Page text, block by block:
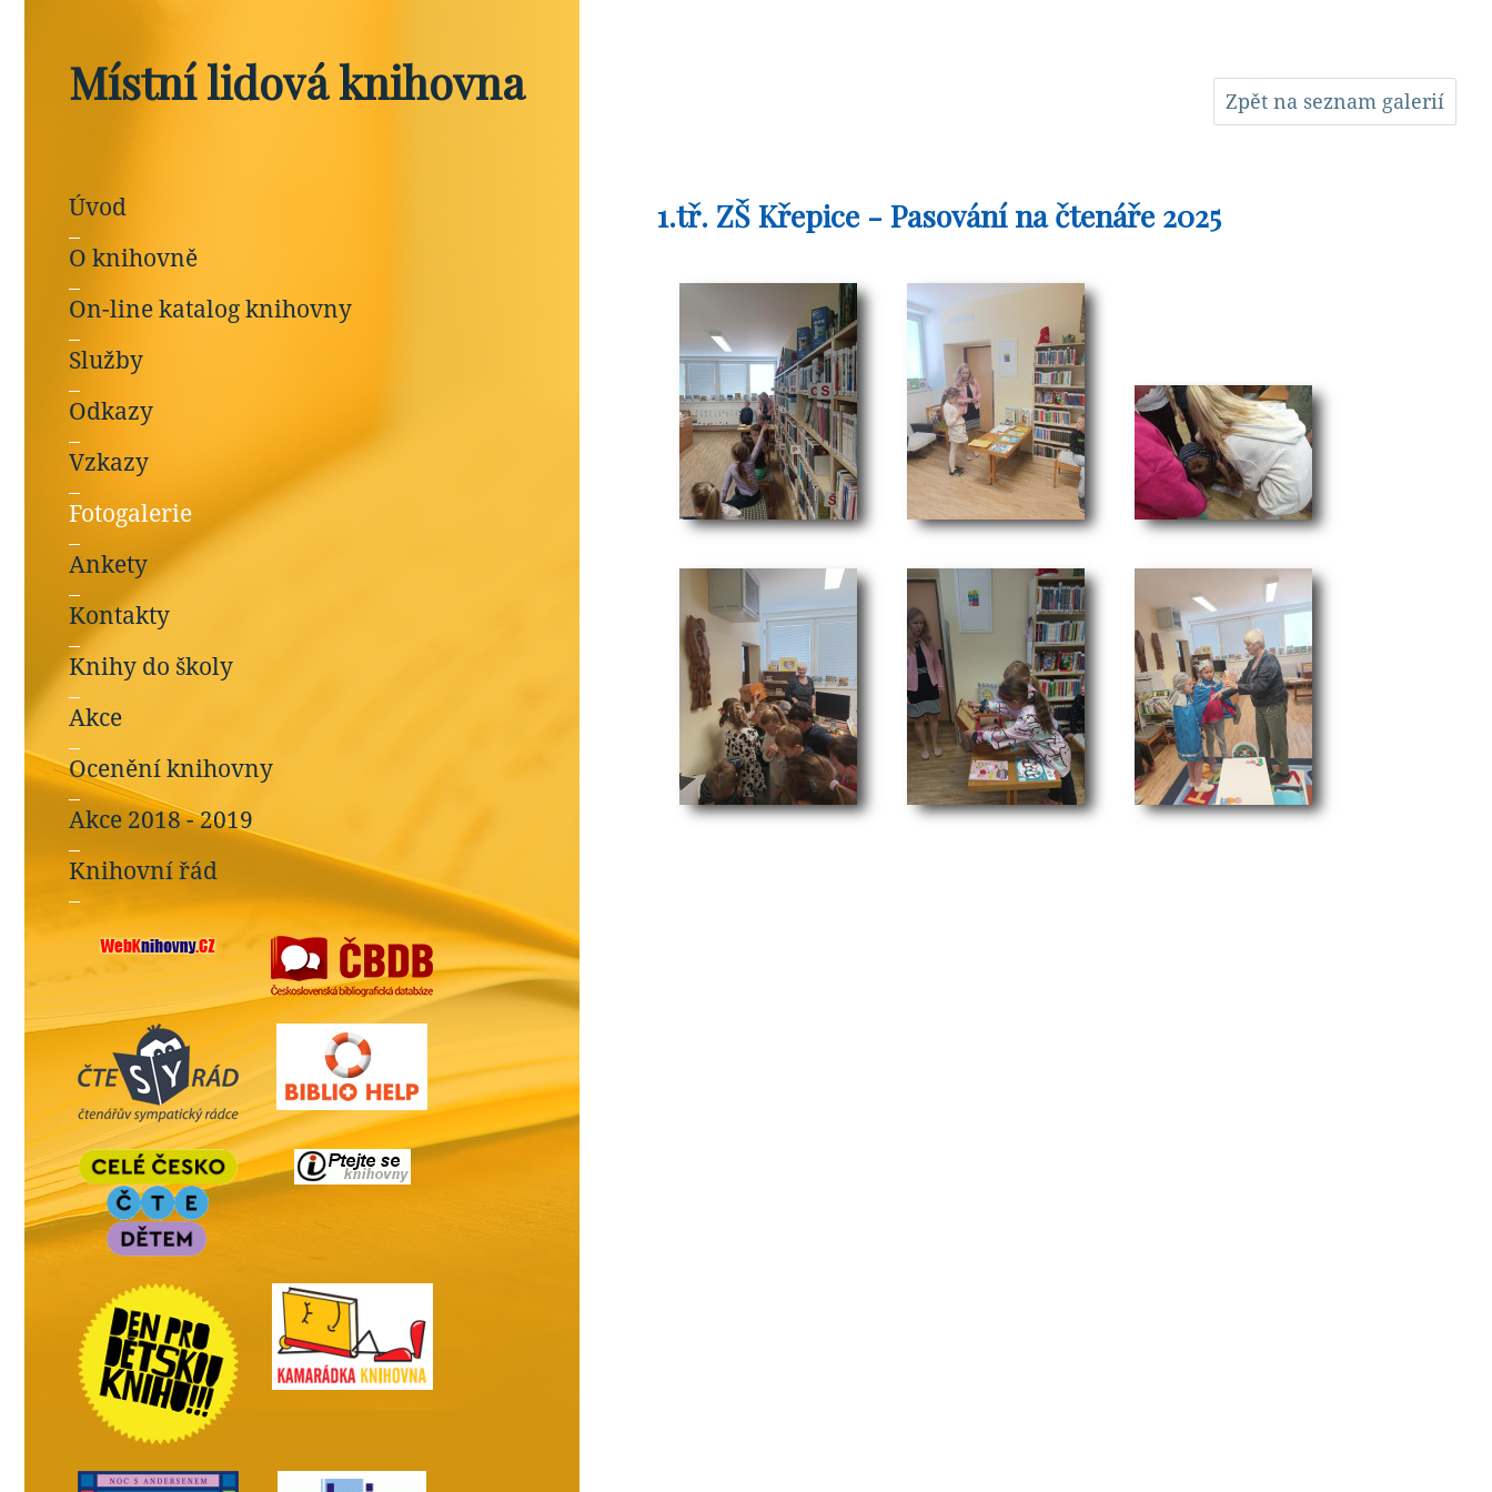
Místní lidová knihovna
Úvod
O knihovně
On-line katalog knihovny
Služby
Odkazy
Vzkazy
Fotogalerie
Ankety
Kontakty
Knihy do školy
Akce
Ocenění knihovny
Akce 2018 - 2019
Knihovní řád
Zpět na seznam galerií
1.tř. ZŠ Křepice - Pasování na čtenáře 2025